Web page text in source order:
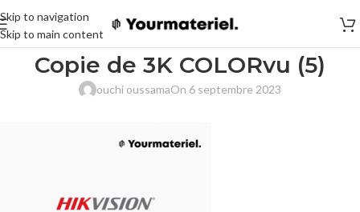
Skip to navigation
Skip to main content
Copie de 3K COLORvu (5)
ouchi oussamaOn 6 septembre 2023